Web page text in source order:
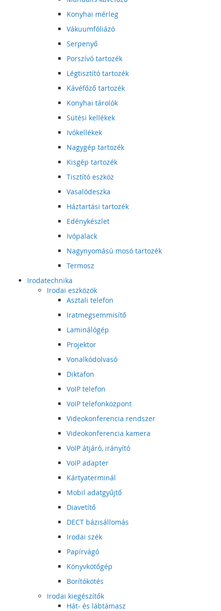
Konyhai mérleg
Vákuumfóliázó
Serpenyő
Porszívó tartozék
Légtisztító tartozék
Kávéfőző tartozék
Konyhai tárolók
Sütési kellékek
Ivókellékek
Nagygép tartozék
Kisgép tartozék
Tisztító eszköz
Vasalódeszka
Háztartási tartozék
Edénykészlet
Ivópalack
Nagynyomású mosó tartozék
Termosz
Irodatechnika
Irodai eszközök
Asztali telefon
Iratmegsemmisítő
Laminálógép
Projektor
Vonalkódolvasó
Diktafon
VoIP telefon
VoIP telefonközpont
Videokonferencia rendszer
Videokonferencia kamera
VoIP átjáró, irányító
VoIP adapter
Kártyaterminál
Mobil adatgyűjtő
Diavetítő
DECT bázisállomás
Irodai szék
Papírvágó
Könyvkötőgép
Borítókötés
Irodai kiegészítők
Hát- és lábtámasz